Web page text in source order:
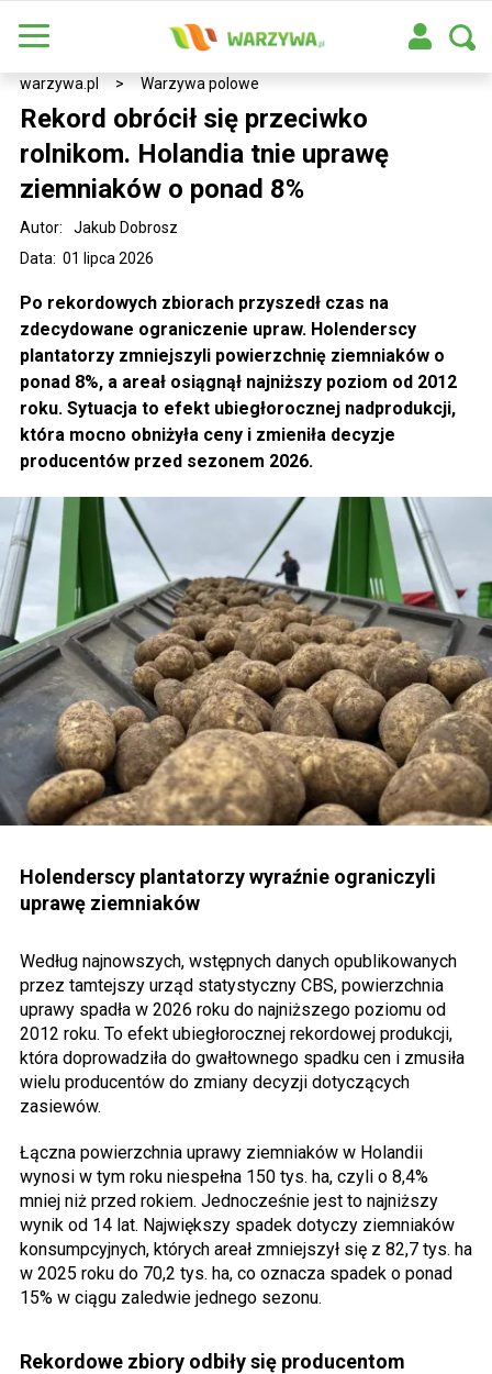
warzywa.pl > Warzywa polowe
Rekord obrócił się przeciwko
rolnikom. Holandia tnie uprawę
ziemniaków o ponad 8%
Data: 01 lipca 2026
Autor: Jakub Dobrosz
Po rekordowych zbiorach przyszedł czas na
zdecydowane ograniczenie upraw. Holenderscy
plantatorzy zmniejszyli powierzchnię ziemniaków o
ponad 8%, a areał osiągnął najniższy poziom od 2012
roku. Sytuacja to efekt ubiegłorocznej nadprodukcji,
która mocno obniżyła ceny i zmieniła decyzje
producentów przed sezonem 2026.
Holenderscy plantatorzy wyraźnie ograniczyli
uprawę ziemniaków
Według najnowszych, wstępnych danych opublikowanych
przez tamtejszy urząd statystyczny CBS, powierzchnia
uprawy spadła w 2026 roku do najniższego poziomu od
2012 roku. To efekt ubiegłorocznej rekordowej produkcji,
która doprowadziła do gwałtownego spadku cen i zmusiła
wielu producentów do zmiany decyzji dotyczących
zasiewów.
Łączna powierzchnia uprawy ziemniaków w Holandii
wynosi w tym roku niespełna 150 tys. ha, czyli o 8,4%
mniej niż przed rokiem. Jednocześnie jest to najniższy
wynik od 14 lat. Największy spadek dotyczy ziemniaków
konsumpcyjnych, których areał zmniejszył się z 82,7 tys. ha
w 2025 roku do 70,2 tys. ha, co oznacza spadek o ponad
15% w ciągu zaledwie jednego sezonu.
Rekordowe zbiory odbiły się producentom